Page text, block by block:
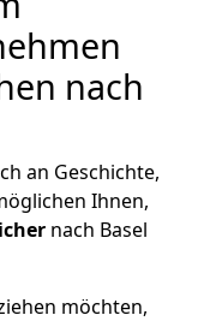
nach
an Geschichte,
Ihnen,
nach Basel
möchten,